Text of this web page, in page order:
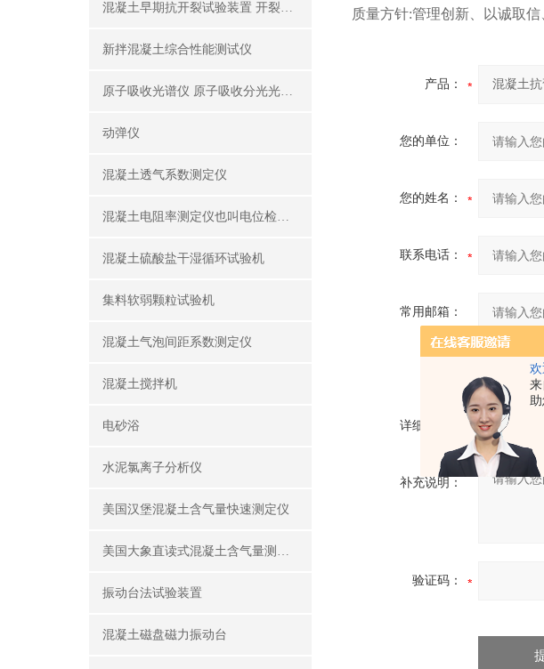
欢
助
混凝土早期抗开裂试验装置 开裂试模
新拌混凝土综合性能测试仪
原子吸收光谱仪 原子吸收分光光度计
动弹仪
混凝土透气系数测定仪
混凝土电阻率测定仪也叫电位检测仪（锈蚀分析仪）
混凝土硫酸盐干湿循环试验机
集料软弱颗粒试验机
混凝土气泡间距系数测定仪
混凝土搅拌机
电砂浴
水泥氯离子分析仪
美国汉堡混凝土含气量快速测定仪
美国大象直读式混凝土含气量测定仪
振动台法试验装置
混凝土磁盘磁力振动台
质量方针:管理创新、以诚取
产品：
您的单位：
您的姓名：
联系电话：
常用邮箱：
详细地址：
补充说明：
验证码：